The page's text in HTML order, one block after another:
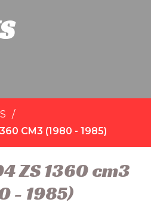
CM3 (1980 - 1985)
ZS 1360 cm3
- 1985)